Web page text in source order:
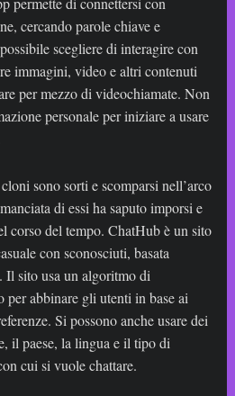
cercando parole chiave e
scegliere di interagire con
immagini, video e altri contenuti
per mezzo di videochiamate. Non
personale per iniziare a usare
sono sorti e scomparsi nell’arco
di essi ha saputo imporsi e
corso del tempo. ChatHub è un sito
con sconosciuti, basata
Il sito usa un algoritmo di
per abbinare gli utenti in base ai
Si possono anche usare dei
il paese, la lingua e il tipo di
cui si vuole chattare.